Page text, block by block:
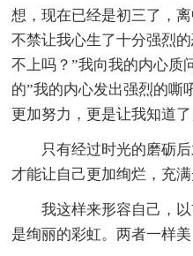
想，现在已经是初三了，
不禁让我心生了十分强烈
不上吗？”我向我的内心质
的”我的内心发出强烈的嘶
更加努力，更是让我知道了
只有经过时光的磨砺
才能让自己更加绚烂，充满
我这样来形容自己，
是绚丽的彩虹。两者一样